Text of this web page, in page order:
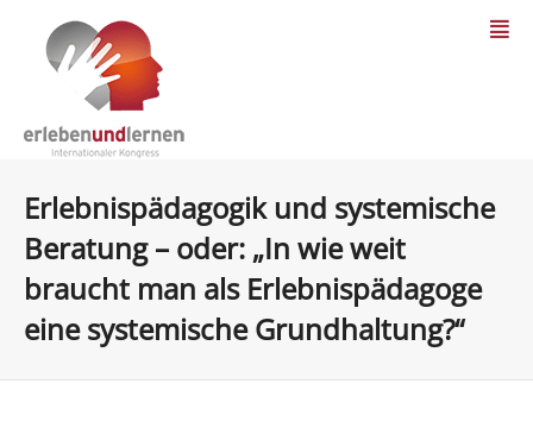
Erlebnispädagogik und systemische
Beratung – oder: „In wie weit
braucht man als Erlebnispädagoge
eine systemische Grundhaltung?“